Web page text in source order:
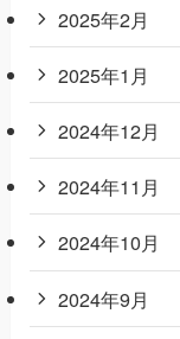
2025年2月
2025年1月
2024年12月
2024年11月
2024年10月
2024年9月